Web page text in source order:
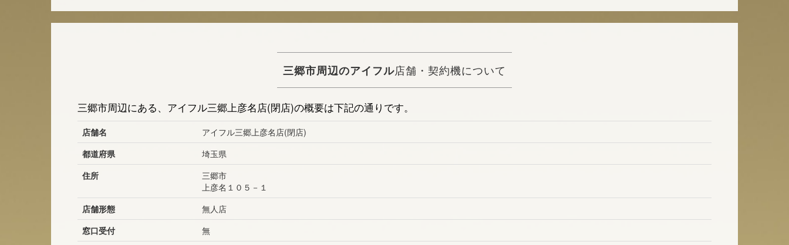
三郷市周辺のアイフル店舗・契約機について
三郷市周辺にある、アイフル三郷上彦名店(閉店)の概要は下記の通りです。
店舗名
アイフル三郷上彦名店(閉店)
都道府県
埼玉県
住所
三郷市
上彦名１０５－１
店舗形態
無人店
窓口受付
無